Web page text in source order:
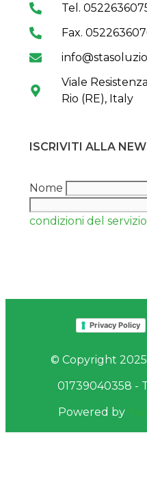
Tel.
Fax.
Viale
Rio (RE), Italy
ISCRIVITI ALLA
Nome
condizioni del
Privacy Policy
© Copyright 2025
01739040358 -
Powered by